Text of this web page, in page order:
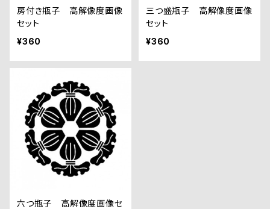
房付き瓶子 高解像度画像
セット
¥360
三つ盛瓶子 高解像度画像
セット
¥360
六つ瓶子 高解像度画像セ